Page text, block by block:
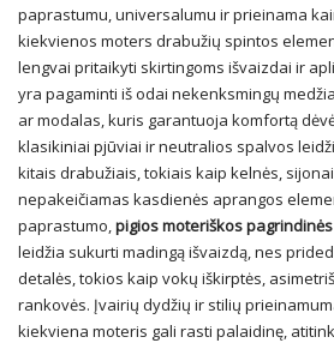
paprastumu, universalumu ir prieinama
kiekvienos moters drabužių spintos
lengvai pritaikyti skirtingoms išvaizdai ir
yra pagaminti iš odai nekenksmingų
ar modalas, kuris garantuoja komfortą
klasikiniai pjūviai ir neutralios spalvos
kitais drabužiais, tokiais kaip kelnės,
nepakeičiamas kasdienės aprangos
paprastumo,pigios moteriškos
leidžia sukurti madingą išvaizdą, nes
detalės, tokios kaip vokų iškirptės,
rankovės. Įvairių dydžių ir stilių
kiekviena moteris gali rasti palaidinę,